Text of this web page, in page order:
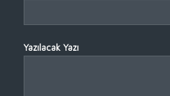
Yazılacak Yazı